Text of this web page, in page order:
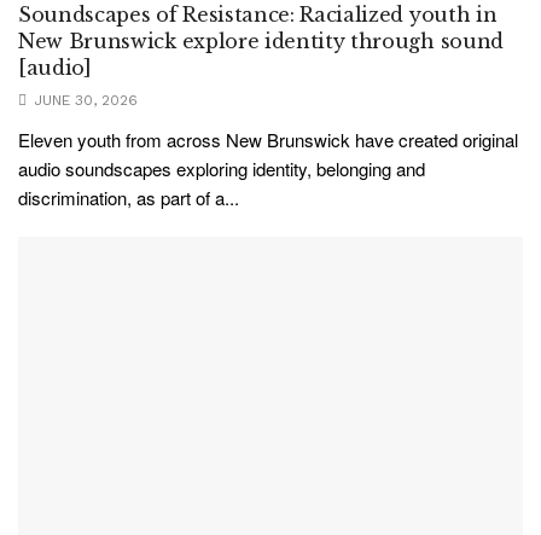
Soundscapes of Resistance: Racialized youth in
New Brunswick explore identity through sound
[audio]
JUNE 30, 2026
Eleven youth from across New Brunswick have created original
audio soundscapes exploring identity, belonging and
discrimination, as part of a...